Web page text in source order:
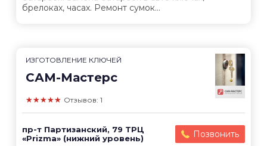
брелоках, часах. Ремонт сумок...
ИЗГОТОВЛЕНИЕ КЛЮЧЕЙ
САМ-Мастерс
★★★★★ Отзывов: 1
пр-т Партизанский, 79 ТРЦ
«Prizma» (нижний уровень)
Позвонить